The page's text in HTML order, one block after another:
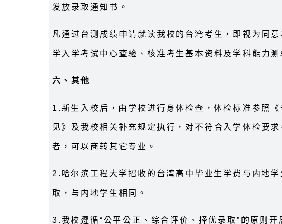
发放录取通知书。
凡通过台测成绩申请就读我校的台湾考生，即视为同
学入学考试中心查验、核准考生基本资料及学科能力测
六、其他
1.新生入校后，由学校进行身体检查，体检标准参照
见》及我校相关补充规定执行，对不符合入学体检要
者，可以商转其它专业。
2.哈尔滨工程大学招收的台湾高中毕业生学费与内地
取，与内地学生相同。
3.我校遵循“公平公正、综合评价、择优录取”的原则